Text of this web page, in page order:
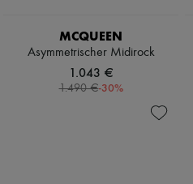
MCQUEEN
Asymmetrischer Midirock
1.043 €
1.490 €-30%